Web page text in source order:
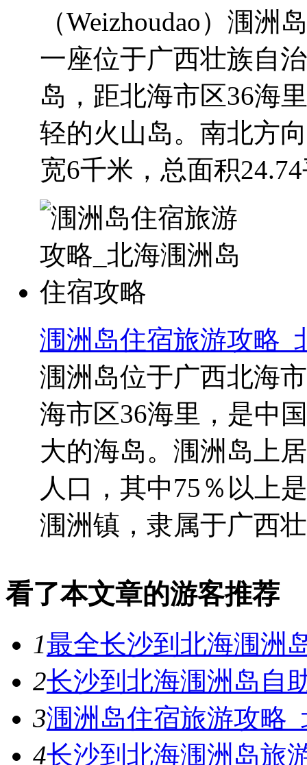
（Weizhoudao）涠
一座位于广西壮族自
岛，距北海市区36海
轻的火山岛。南北方
宽6千米，总面积
涠洲岛住宿旅游攻略_
涠洲岛位于广西北海
海市区36海里，是中
大的海岛。涠洲岛上
人口，其中75％以上
涠洲镇，隶属于广西
看了本文章的游客推荐
1最全长沙到北海涠洲
2长沙到北海涠洲岛自
3涠洲岛住宿旅游攻略
4长沙到北海涠洲岛旅